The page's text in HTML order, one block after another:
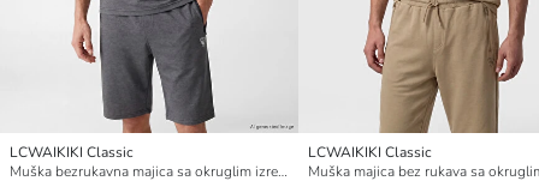
LCWAIKIKI Classic
Muška bezrukavna majica sa okruglim izrezom
LCWAIKIKI Classic